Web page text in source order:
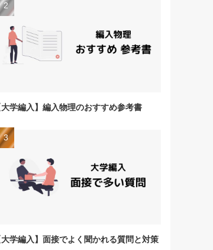
大学編入】編入物理のおすすめ参考書
大学編入】面接でよく聞かれる質問と対策